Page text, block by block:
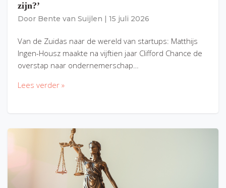
zijn?’
Door Bente van Suijlen 15 juli 2026
Van de Zuidas naar de wereld van startups: Matthijs
Ingen-Housz maakte na vijftien jaar Clifford Chance de
overstap naar ondernemerschap…
Lees verder »